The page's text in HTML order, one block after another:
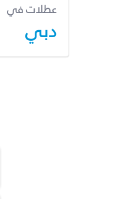
عطلات في
دبي